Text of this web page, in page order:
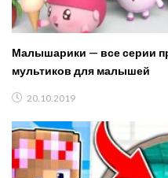
Малышарики — все серии
мультиков для малышей
20.10.2019